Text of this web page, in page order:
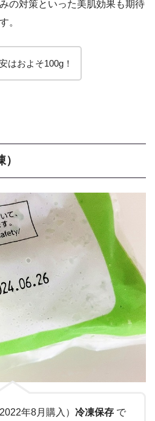
の対策といった美肌効果も期待
。
はおよそ100g！
2022年8月購入） 冷凍保存 で